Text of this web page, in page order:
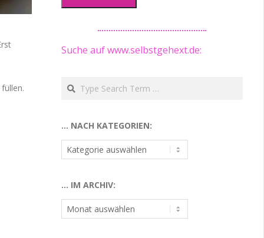
Suche auf www.selbstgehext.de:
Search
… NACH KATEGORIEN:
…
nach
… IM ARCHIV:
…
im